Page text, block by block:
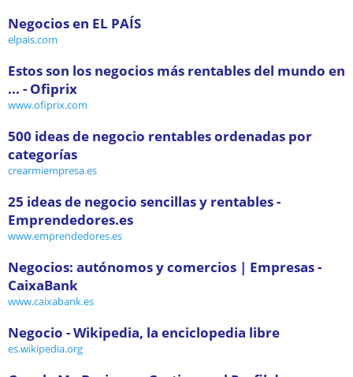
Negocios en EL PAÍS
elpais.com
Estos son los negocios más rentables del mundo en
... - Ofiprix
www.ofiprix.com
500 ideas de negocio rentables ordenadas por
categorías
crearmiempresa.es
25 ideas de negocio sencillas y rentables -
Emprendedores.es
www.emprendedores.es
Negocios: autónomos y comercios | Empresas -
CaixaBank
www.caixabank.es
Negocio - Wikipedia, la enciclopedia libre
es.wikipedia.org